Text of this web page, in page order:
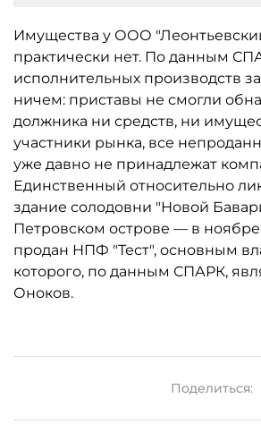
Имущества у ООО
практически нет. По данным
исполнительных производств
ничем: приставы не смогли
должника ни средств, ни
участники рынка, все
уже давно не принадлежат
Единственный относительно
здание солодовни "Новой
Петровском острове — в ноябре
продан НПФ "Тест", основным
которого, по данным СПАРК,
Оноков.
Поделиться: